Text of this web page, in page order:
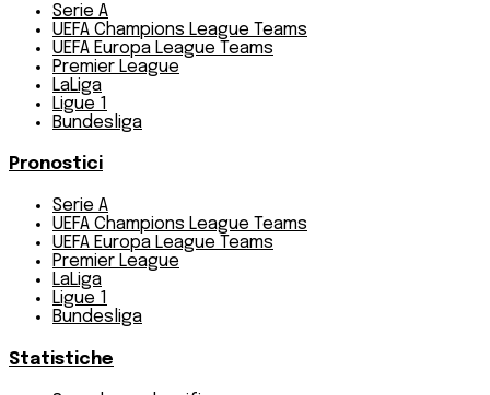
Serie A
UEFA Champions League Teams
UEFA Europa League Teams
Premier League
LaLiga
Ligue 1
Bundesliga
Pronostici
Serie A
UEFA Champions League Teams
UEFA Europa League Teams
Premier League
LaLiga
Ligue 1
Bundesliga
Statistiche